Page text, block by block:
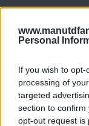
Personal
If you wish to
processing of
targeted
section to
opt-out request is